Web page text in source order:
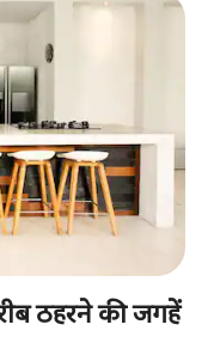
ठहरने की जगहें